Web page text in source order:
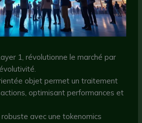
1, révolutionne le marché par
objet permet un traitement
optimisant performances et
avec une tokenomics